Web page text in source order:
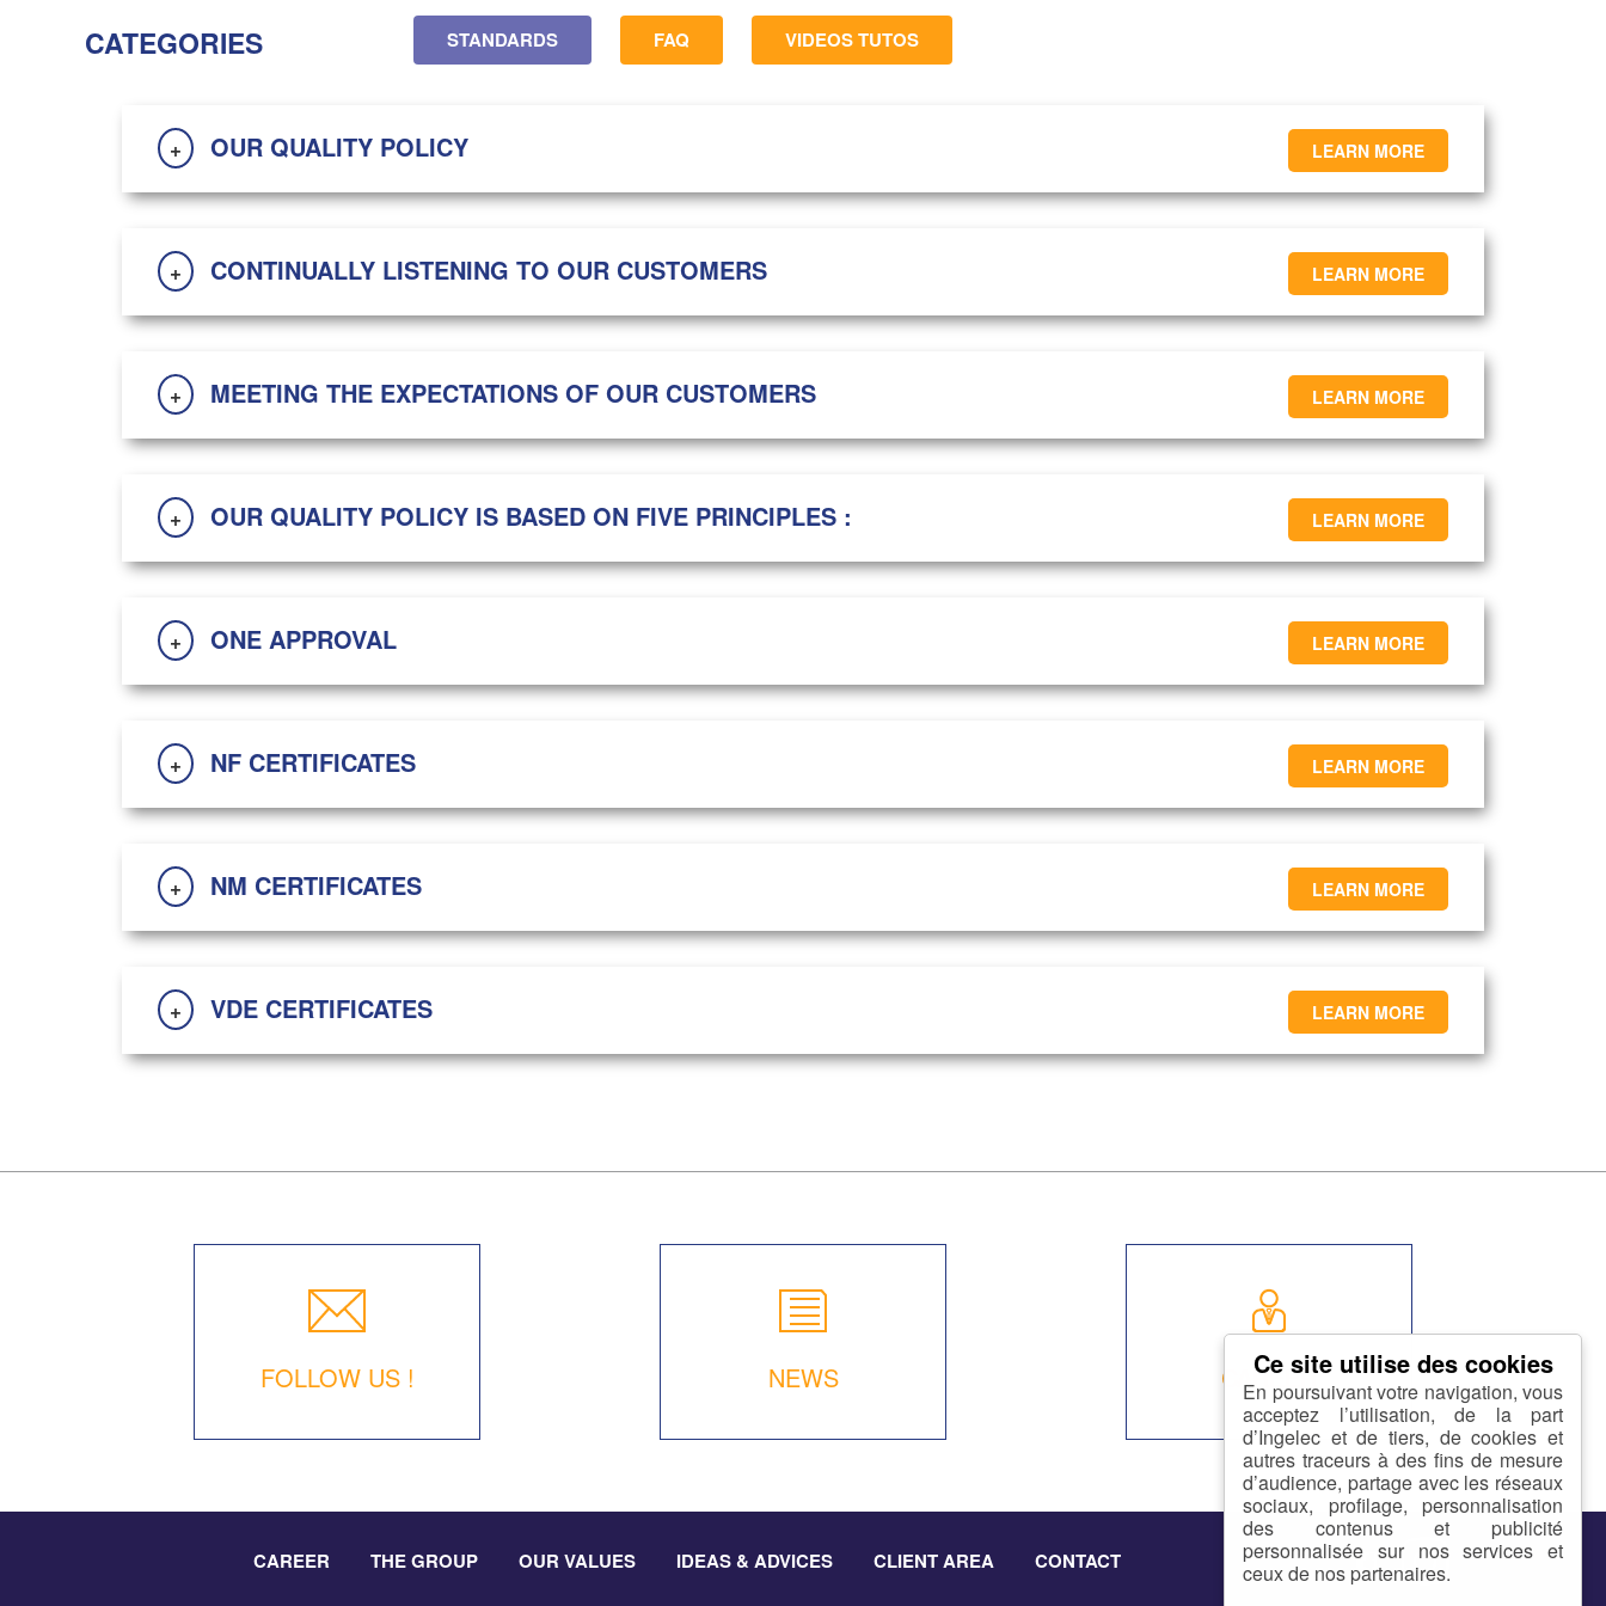
En poursuivant votre navigation, vous
acceptez l’utilisation, de la part
d’Ingelec et de tiers, de cookies et
autres traceurs à des fins de mesure
d’audience, partage avec les réseaux
sociaux, profilage, personnalisation
des contenus et publicité
personnalisée sur nos services et
ceux de nos partenaires.
CATEGORIES STANDARDS FAQ VIDEOS TUTOS
+ OUR QUALITY POLICY LEARN MORE
+ CONTINUALLY LISTENING TO OUR CUSTOMERS LEARN MORE
+ MEETING THE EXPECTATIONS OF OUR CUSTOMERS LEARN MORE
+ OUR QUALITY POLICY IS BASED ON FIVE PRINCIPLES : LEARN MORE
+ ONE APPROVAL LEARN MORE
+ NF CERTIFICATES LEARN MORE
+ NM CERTIFICATES LEARN MORE
+ VDE CERTIFICATES LEARN MORE
FOLLOW US ! NEWS CAREER
CAREER THE GROUP OUR VALUES IDEAS & ADVICES CLIENT AREA CONTACT